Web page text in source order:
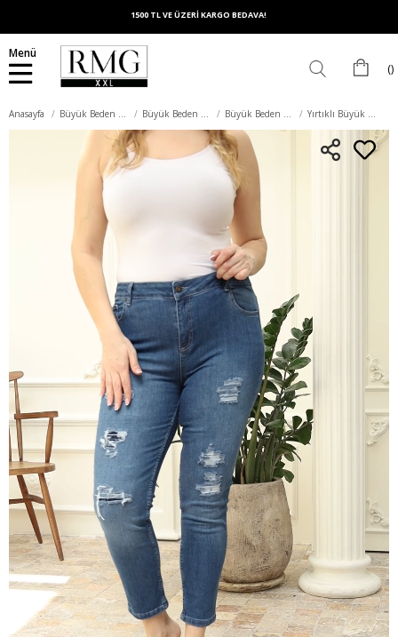
1500 TL VE ÜZERİ KARGO BEDAVA!
Menü
Anasayfa Büyük Beden Alt Giyim Büyük Beden Pantolon Büyük Beden Kot Pantolon Yırtıklı Büyük Beden Kim.Mavi Kot Pantolon